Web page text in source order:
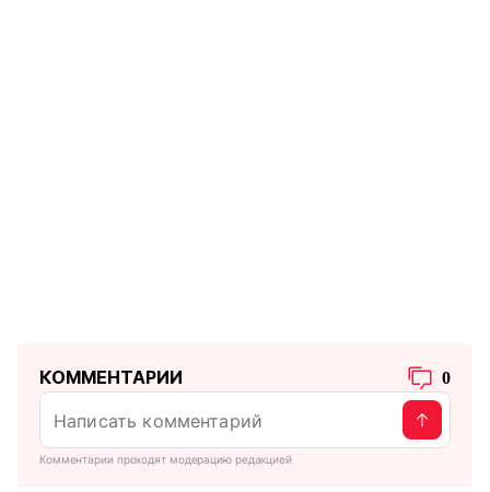
КОММЕНТАРИИ 0
Комментарии проходят модерацию редакцией